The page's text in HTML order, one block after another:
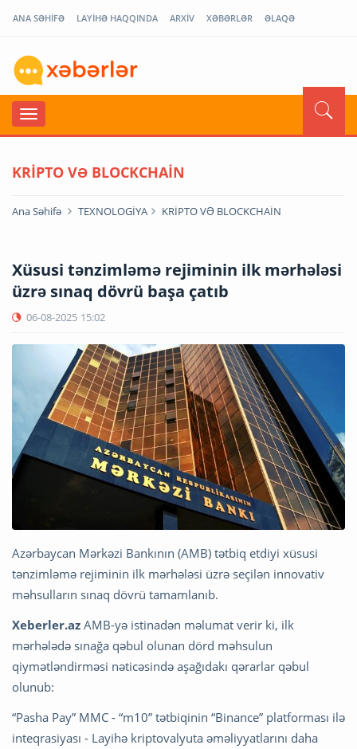
ANA SƏHİFƏ LAYİHƏ HAQQINDA ARXİV XƏBƏRLƏR ƏLAQƏ
KRİPTO VƏ BLOCKCHAİN
Ana Səhifə TEXNOLOGİYA KRİPTO VƏ BLOCKCHAİN
Xüsusi tənzimləmə rejiminin ilk mərhələsi
üzrə sınaq dövrü başa çatıb
06-08-2025 15:02
Azərbaycan Mərkəzi Bankının (AMB) tətbiq etdiyi xüsusi
tənzimləmə rejiminin ilk mərhələsi üzrə seçilən innovativ
məhsulların sınaq dövrü tamamlanıb.
Xeberler.az AMB-yə istinadən məlumat verir ki, ilk
mərhələdə sınağa qəbul olunan dörd məhsulun
qiymətləndirməsi nəticəsində aşağıdakı qərarlar qəbul
olunub:
“Pasha Pay” MMC - “m10” tətbiqinin “Binance” platforması ilə
inteqrasiyası - Layihə kriptovalyuta əməliyyatlarını daha